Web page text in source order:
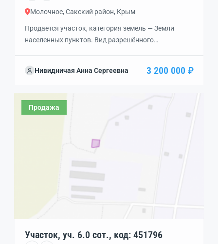
Молочное, Сакский район, Крым
Продается участок, категория земель — Земли
населенных пунктов. Вид разрешённого
Молочное
Нивидничая Анна Сергеевна 3 200 000 ₽
Продажа
Участок, уч. 6.0 сот., код: 451796